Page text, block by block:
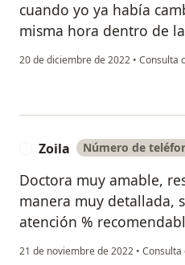
cuando yo ya había
misma hora dentro de
20 de diciembre de 2022 • Consulta
Zoila Número de
Doctora muy amable,
manera muy detallada,
atención %
21 de noviembre de 2022 • Consulta